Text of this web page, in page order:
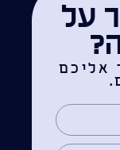
על
אליכם